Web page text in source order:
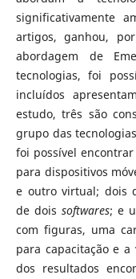
significativamente
artigos, ganhou,
abordagem de
tecnologias, foi
incluídos
estudo, três são
grupo das
foi possível
para dispositivos
e outro virtual; dois
de dois softwares; e
com figuras, uma
para capacitação e
dos resultados